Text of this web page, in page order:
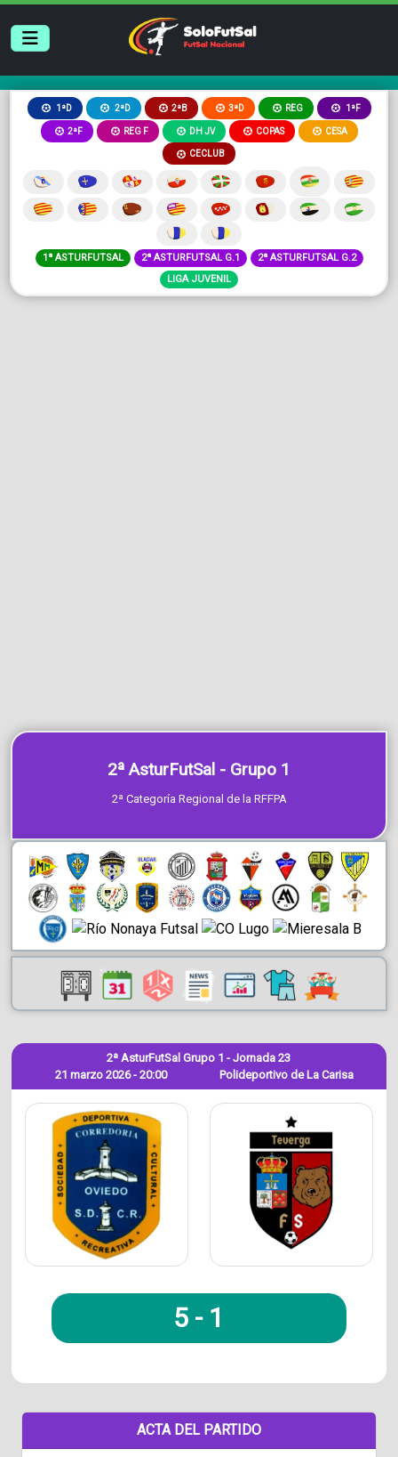
1ªD 2ªD 2ªB 3ªD REG 1ªF
2ªF REG F DH JV COPAS CESA
CECLUB
1ª ASTURFUTSAL 2ª ASTURFUTSAL G.1
2ª ASTURFUTSAL G.2
LIGA JUVENIL
2ª AsturFutSal - Grupo 1
2ª Categoría Regional de la RFFPA
21 marzo 2026 - 20:00
2ª AsturFutSal Grupo 1 - Jornada 23
Polideportivo de La Carisa
5 - 1
ACTA DEL PARTIDO